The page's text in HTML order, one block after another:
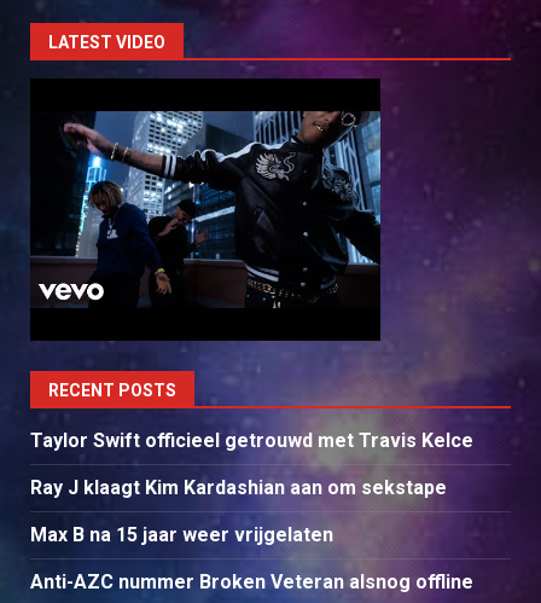
LATEST VIDEO
RECENT POSTS
Taylor Swift officieel getrouwd met Travis Kelce
Ray J klaagt Kim Kardashian aan om sekstape
Max B na 15 jaar weer vrijgelaten
Anti-AZC nummer Broken Veteran alsnog offline